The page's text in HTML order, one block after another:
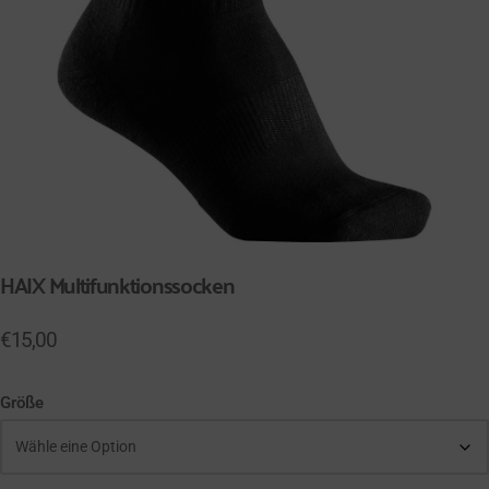
HAIX Multifunktionssocken
€15,00
Größe